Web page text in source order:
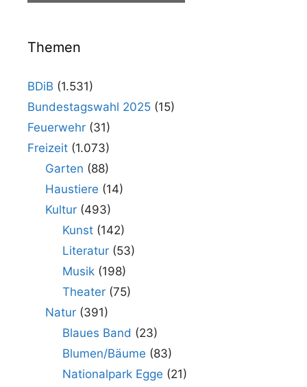
Themen
BDiB (1.531)
Bundestagswahl 2025 (15)
Feuerwehr (31)
Freizeit (1.073)
Garten (88)
Haustiere (14)
Kultur(493)
Kunst (142)
Literatur (53)
Musik (198)
Theater (75)
Natur(391)
Blaues Band (23)
Blumen/Bäume (83)
Nationalpark Egge (21)